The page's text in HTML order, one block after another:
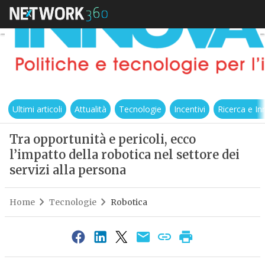
Ultimi articoli Attualità Tecnologie Incentivi Ricerca e
Tra opportunità e pericoli, ecco
l’impatto della robotica nel settore dei
servizi alla persona
Home Tecnologie Robotica